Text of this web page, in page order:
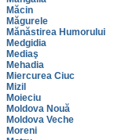
Măcin
Măgurele
Mănăstirea Humorului
Medgidia
Mediaş
Mehadia
Miercurea Ciuc
Mizil
Moieciu
Moldova Nouă
Moldova Veche
Moreni